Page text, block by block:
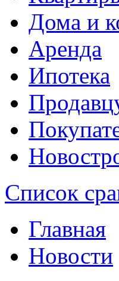
Дома и
Аренда
Ипотека
Список
Главная
Новости